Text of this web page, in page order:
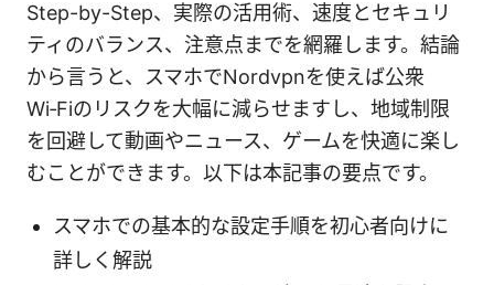
Step-by-Step、実際の活用術、速度とセキュリ
ティのバランス、注意点までを網羅します。結論
から言うと、スマホでNordvpnを使えば公衆
Wi‑Fiのリスクを大幅に減らせますし、地域制限
を回避して動画やニュース、ゲームを快適に楽し
むことができます。以下は本記事の要点です。
スマホでの基本的な設定手順を初心者向けに
詳しく解説